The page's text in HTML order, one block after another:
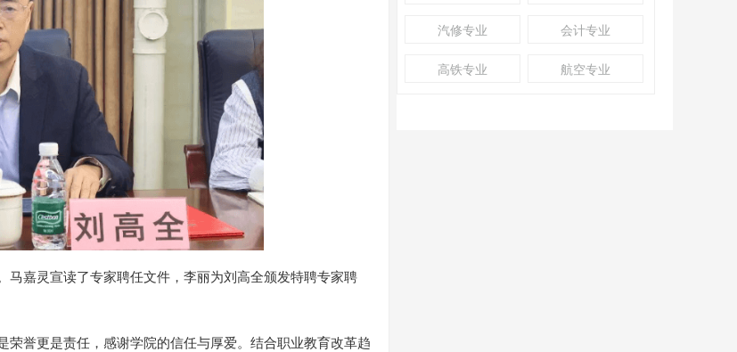
嘉灵宣读了专家聘任文件，李丽为刘高全颁发特聘专家聘
誉更是责任，感谢学院的信任与厚爱。结合职业教育改革趋
汽修专业 会计专业
高铁专业 航空专业